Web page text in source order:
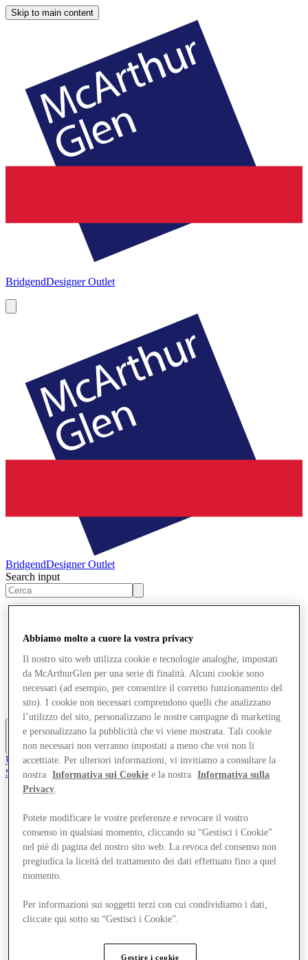
Skip to main content
BridgendDesigner Outlet
BridgendDesigner Outlet
Search input
Pianifica la tua visita
Mangia e Bevi
Servizi
Gift Card
Mappa del Centro
Altro
Unisciti al Club
Salvata
Offerte
Pianifica la tua visita
Cosa c'è in programma
Mangia e Bevi
Servizi
Gift Card
Abbiamo molto a cuore la vostra privacy
Il nostro sito web utilizza cookie e tecnologie analoghe, impostati
da McArthurGlen per una serie di finalità. Alcuni cookie sono
necessari (ad esempio, per consentire il corretto funzionamento del
sito). I cookie non necessari comprendono quelli che analizzano
l’utilizzo del sito, personalizzano le nostre campagne di marketing
e personalizzano la pubblicità che vi viene mostrata. Tali cookie
non necessari non verranno impostati a meno che voi non li
accettiate. Per ulteriori informazioni, vi invitiamo a consultare la
nostra
Informativa sui Cookie e la nostra
Informativa sulla
Privacy.
Potete modificare le vostre preferenze e revocare il vostro
consenso in qualsiasi momento, cliccando su “Gestisci i Cookie”
nel piè di pagina del nostro sito web. La revoca del consenso non
pregiudica la liceità del trattamento dei dati effettuato fino a quel
momento.
Per informazioni sui soggetti terzi con cui condividiamo i dati,
cliccate qui sotto su “Gestisci i Cookie”.
Gestire i cookie